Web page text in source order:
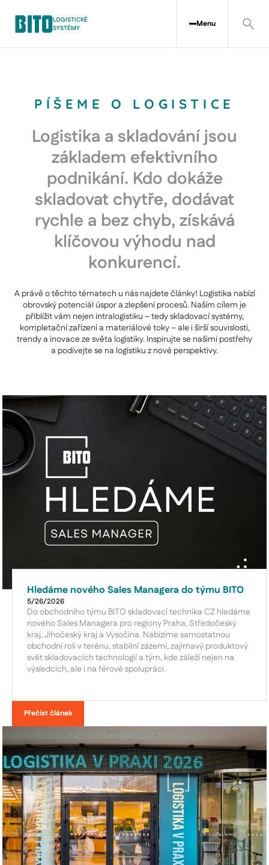
LOGISTICKÉ
SYSTÉMY
Menu
PÍŠEME O LOGISTICE
Logistika a skladování jsou
základem efektivního
podnikání. Kdo dokáže
skladovat chytře, dodávat
rychle a bez chyb, získává
klíčovou výhodu nad
konkurencí.
A právě o těchto tématech u nás najdete články! Logistika nabízí
obrovský potenciál úspor a zlepšení procesů. Naším cílem je
přiblížit vám nejen intralogistiku – tedy skladovací systémy,
kompletační zařízení a materiálové toky – ale i širší souvislosti,
trendy a inovace ze světa logistiky. Inspirujte se našimi postřehy
a podívejte se na logistiku z nové perspektivy.
Hledáme nového Sales Managera do týmu BITO
5/26/2026
Do obchodního týmu BITO skladovací technika CZ hledáme
nového Sales Managera pro regiony Praha, Středočeský
kraj, Jihočeský kraj a Vysočina. Nabízíme samostatnou
obchodní roli v terénu, stabilní zázemí, zajímavý produktový
svět skladovacích technologií a tým, kde záleží nejen na
výsledcích, ale i na férové spolupráci.
Přečíst článek